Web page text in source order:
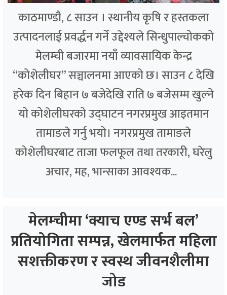
काठमाण्डौ, ८ साउन । स्थानीय कृषि र हस्तकला
उत्पादनलाई प्रवर्द्धन गर्ने उद्देश्यले सिन्धुपाल्चोकको
मेलम्ची बजारमा नयाँ व्यावसायिक केन्द्र
“कोशेलीघर” सञ्चालनमा आएको छ। साउन ८ देखि
हरेक दिन बिहान ७ बजेदेखि राति ७ बजेसम्म खुल्ने
यो कोशेलीघरको उद्घाटन नगरप्रमुख आइतमान
तामाङले गर्नु भयो। नगरप्रमुख तामाङले
कोशेलीघरबाट ताजा फलफूल तथा तरकारी, घरेलु
अचार, मह, भान्साका आवश्यक...
मेलम्चीमा ‘क्याच एण्ड सर्भ बल’
प्रतियोगिता सम्पन्न, खेलमार्फत महिला
सशक्तीकरण र स्वस्थ जीवनशैलीमा
जोड